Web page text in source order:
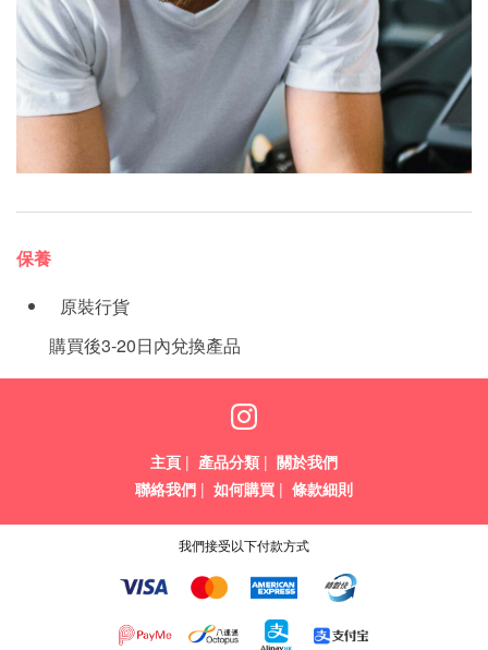
保養
原裝行貨
購買後3-20日內兌換產品
主頁 | 產品分類 | 關於我們
聯絡我們 | 如何購買 | 條款細則
我們接受以下付款方式